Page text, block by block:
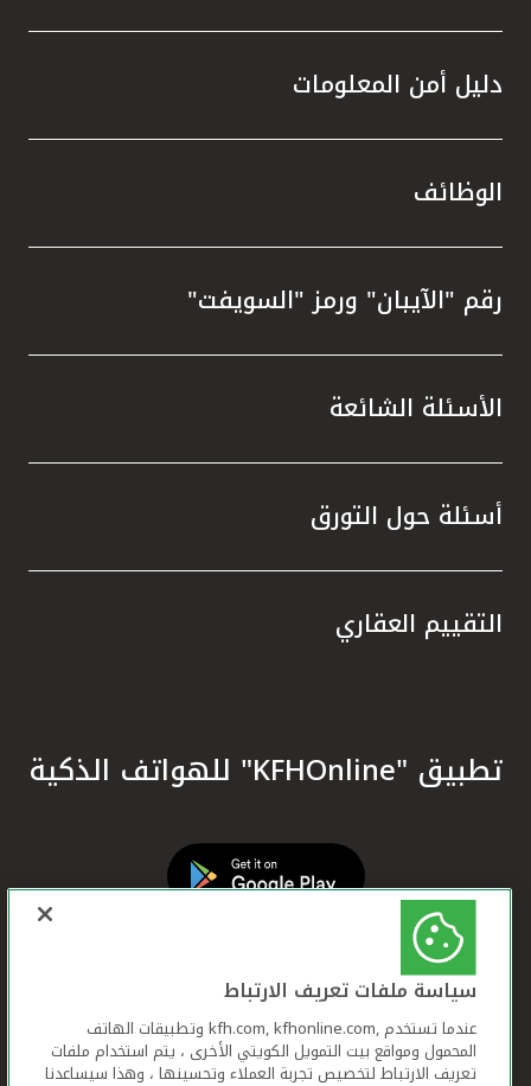
دليل أمن المعلومات
الوظائف
رقم "الآيبان" ورمز "السويفت"
الأسئلة الشائعة
أسئلة حول التورق
التقييم العقاري
تطبيق "KFHOnline" للهواتف الذكية
سياسة ملفات تعريف الارتباط
عندما تستخدم ,kfh.com, kfhonline.com وتطبيقات الهاتف
المحمول ومواقع بيت التمويل الكويتي الأخرى ، يتم استخدام ملفات
تعريف الارتباط لتخصيص تجربة العملاء وتحسينها ، وهذا سيساعدنا